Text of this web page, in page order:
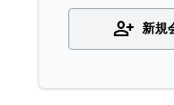
person_add 新規